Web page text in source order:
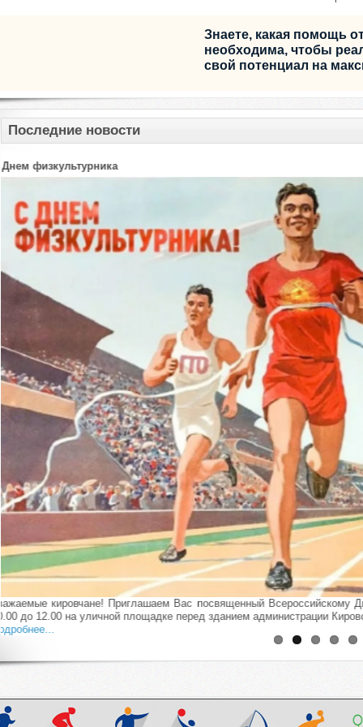
Знаете, какая помощь
необходима, чтобы
свой потенциал на
Последние новости
Финал Ассоциации студенческого баскетбола 3×3
25 июня 2026 года в Барнауле прошёл региональный финал
училища «Огненные рыси» показала яркую игру и завоевала серебро 🥈